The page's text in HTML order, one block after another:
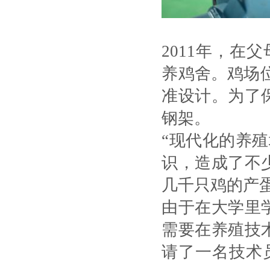
2011年，在
养鸡舍。鸡场
准设计。为了
钢架。
“现代化的养
识，造成了不
几千只鸡的产
由于在大学里
需要在养殖技
请了一名技术